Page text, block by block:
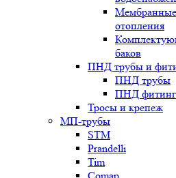
Мембранные
отопления
баков
ПНД трубы и
ПНД трубы
ПНД
Тросы и крепеж
МП-трубы
STM
Prandelli
Tim